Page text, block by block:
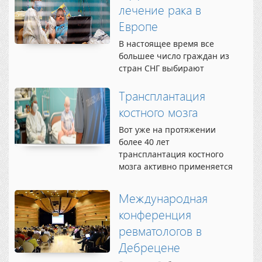
венгерский медицинский
центр осуществляет свою...
Дебрецен начал свою
активную деятельность с
2007 года. Создание такого
современного и
масштабного центра
лечения онкологических
возможным благодаря
активной поддержке...
лечение рака в
Европе
В настоящее время все
большее число граждан из
стран СНГ выбирают
объясняется
использованием ведущими
мировыми клиниками
высокотехнологичного
медицинского
оборудования и
применением современных
Трансплантация
костного мозга
Вот уже на протяжении
более 40 лет
трансплантация костного
мозга активно применяется
гематологических
заболеваний человека, в
том числе таких, как
хронический миелолейкоз,
острый лейкоз,
Международная
конференция
ревматологов в
Дебрецене